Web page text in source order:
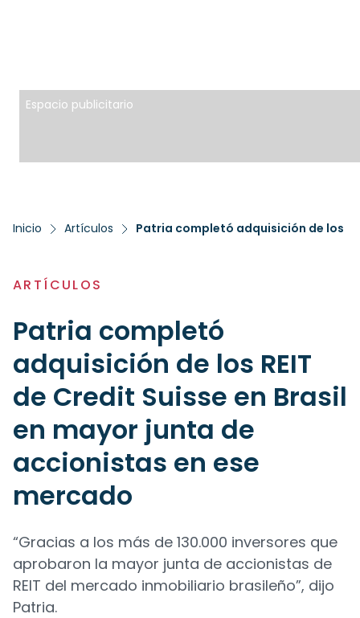
Espacio publicitario
Inicio Artículos
ARTÍCULOS
Patria completó
adquisición de los REIT
de Credit Suisse en Brasil
en mayor junta de
accionistas en ese
mercado
“Gracias a los más de 130.000 inversores que
aprobaron la mayor junta de accionistas de
REIT del mercado inmobiliario brasileño”, dijo
Patria.